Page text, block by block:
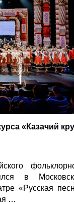
«Казачий
в
«Русская
…